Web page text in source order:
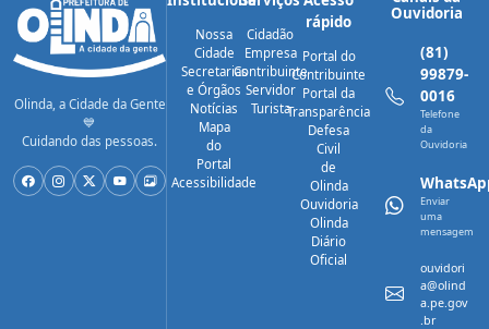
Olinda, a Cidade da Gente
💙
Cuidando das pessoas.
Nossa
Cidade
Secretarias
e Órgãos
Notícias
Mapa
do
Portal
Acessibilidade
Cidadão
Empresa
Contribuinte
Servidor
Turista
rápido
Portal do
Contribuinte
Portal da
Transparência
Defesa
Civil
de
Olinda
Ouvidoria
Olinda
Diário
Oficial
Ouvidoria
(81)
99879-
0016
Telefone
da
Ouvidoria
Enviar
uma
mensagem
ouvidori
a@olind
a.pe.gov
.br